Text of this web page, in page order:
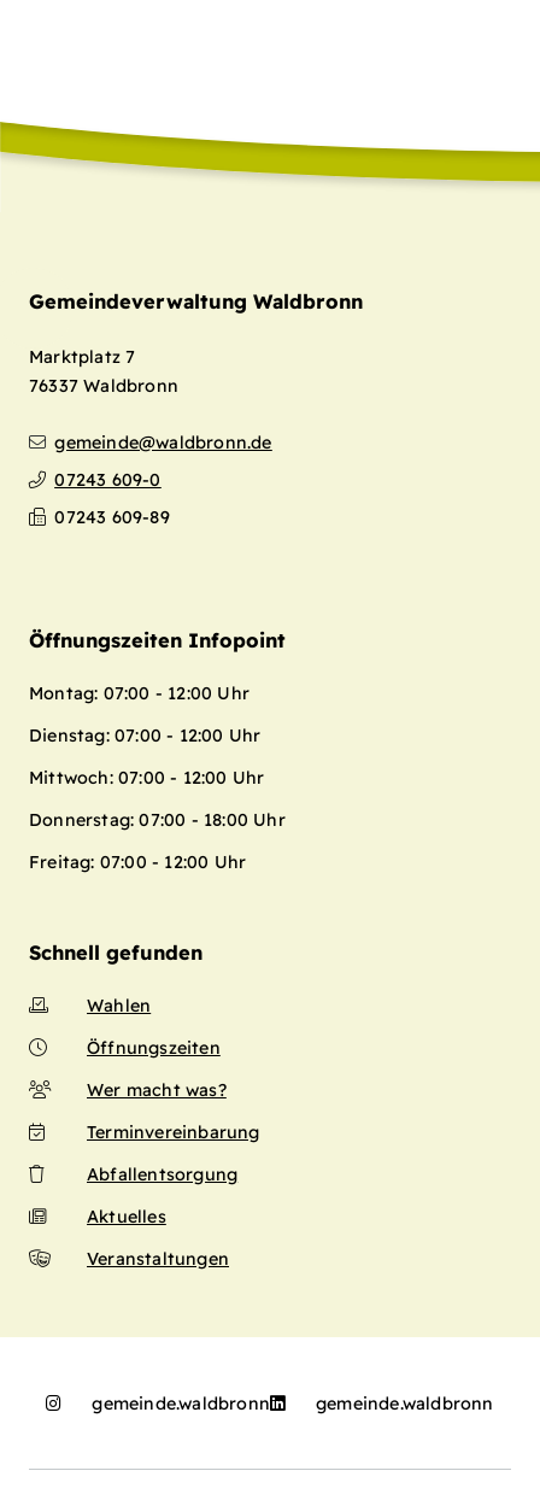
Gemeindeverwaltung Waldbronn
Marktplatz 7
76337 Waldbronn
gemeinde@waldbronn.de
07243 609-0
07243 609-89
Öffnungszeiten Infopoint
Montag: 07:00 - 12:00 Uhr
Dienstag: 07:00 - 12:00 Uhr
Mittwoch: 07:00 - 12:00 Uhr
Donnerstag: 07:00 - 18:00 Uhr
Freitag: 07:00 - 12:00 Uhr
Schnell gefunden
Wahlen
Öffnungszeiten
Wer macht was?
Terminvereinbarung
Abfallentsorgung
Aktuelles
Veranstaltungen
gemeinde.waldbronn gemeinde.waldbronn